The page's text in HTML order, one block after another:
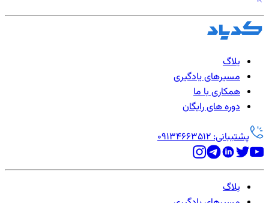
بلاگ
مسیرهای یادگیری
همکاری با ما
دوره های رایگان
پشتیبانی: 09134663512
بلاگ